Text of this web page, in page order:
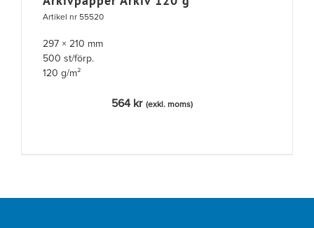
Artikel nr 55520
297 × 210 mm
500 st/förp.
120 g/m²
564 kr (exkl. moms)